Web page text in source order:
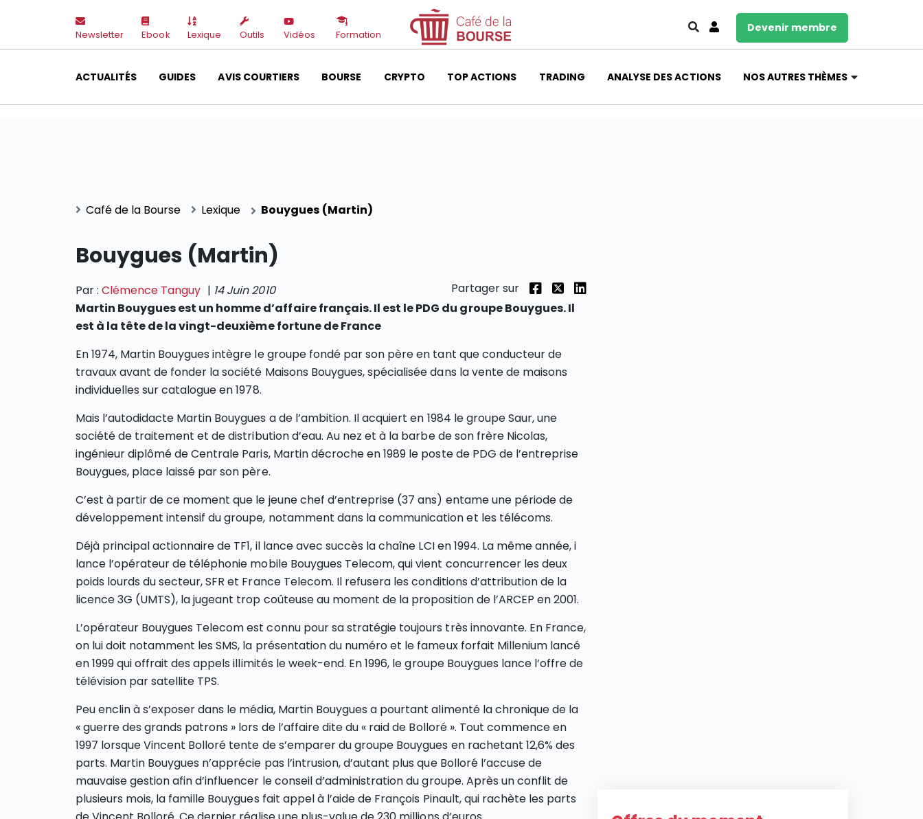
Newsletter Ebook Lexique Outils Vidéos Formation
Devenir membre
ACTUALITÉS GUIDES AVIS COURTIERS BOURSE CRYPTO TOP ACTIONS TRADING ANALYSE DES ACTIONS NOS AUTRES THÈMES
Café de la Bourse Lexique Bouygues (Martin)
Bouygues (Martin)
Par : Clémence Tanguy | 14 Juin 2010
Partager sur
Martin Bouygues est un homme d’affaire français. Il est le PDG du groupe Bouygues. Il
est à la tête de la vingt-deuxième fortune de France
En 1974, Martin Bouygues intègre le groupe fondé par son père en tant que conducteur de
travaux avant de fonder la société Maisons Bouygues, spécialisée dans la vente de maisons
individuelles sur catalogue en 1978.
Mais l’autodidacte Martin Bouygues a de l’ambition. Il acquiert en 1984 le groupe Saur, une
société de traitement et de distribution d’eau. Au nez et à la barbe de son frère Nicolas,
ingénieur diplômé de Centrale Paris, Martin décroche en 1989 le poste de PDG de l’entreprise
Bouygues, place laissé par son père.
C’est à partir de ce moment que le jeune chef d’entreprise (37 ans) entame une période de
développement intensif du groupe, notamment dans la communication et les télécoms.
Déjà principal actionnaire de TF1, il lance avec succès la chaîne LCI en 1994. La même année, i
lance l’opérateur de téléphonie mobile Bouygues Telecom, qui vient concurrencer les deux
poids lourds du secteur, SFR et France Telecom. Il refusera les conditions d’attribution de la
licence 3G (UMTS), la jugeant trop coûteuse au moment de la proposition de l’ARCEP en 2001.
L’opérateur Bouygues Telecom est connu pour sa stratégie toujours très innovante. En France,
on lui doit notamment les SMS, la présentation du numéro et le fameux forfait Millenium lancé
en 1999 qui offrait des appels illimités le week-end. En 1996, le groupe Bouygues lance l’offre de
télévision par satellite TPS.
Peu enclin à s’exposer dans le média, Martin Bouygues a pourtant alimenté la chronique de la
« guerre des grands patrons » lors de l’affaire dite du « raid de Bolloré ». Tout commence en
1997 lorsque Vincent Bolloré tente de s’emparer du groupe Bouygues en rachetant 12,6% des
parts. Martin Bouygues n’apprécie pas l’intrusion, d’autant plus que Bolloré l’accuse de
mauvaise gestion afin d’influencer le conseil d’administration du groupe. Après un conflit de
plusieurs mois, la famille Bouygues fait appel à l’aide de François Pinault, qui rachète les parts